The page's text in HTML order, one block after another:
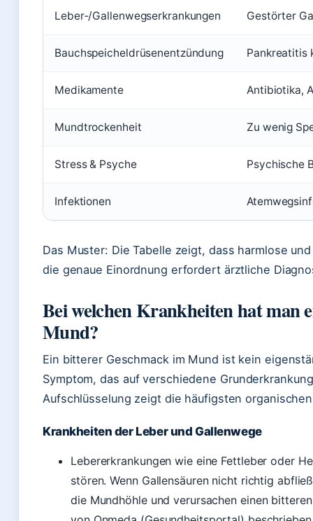
Leber‑/Gallenwegserkrankungen Gestörter
Bauchspeicheldrüsenentzündung Pankreatitis
Medikamente Antibiotika,
Mundtrockenheit Zu wenig
Stress & Psyche Psychische
Infektionen
Das Muster: Die Tabelle zeigt, dass harmlose
die genaue Einordnung erfordert ärztliche
Bei welchen Krankheiten hat man
Mund?
Ein bitterer Geschmack im Mund ist kein
Symptom, das auf verschiedene
Aufschlüsselung zeigt die häufigsten
Krankheiten der Leber und Gallenwege
Lebererkrankungen wie eine Fettleber oder
stören. Wenn Gallensäuren nicht richtig
die Mundhöhle und verursachen einen